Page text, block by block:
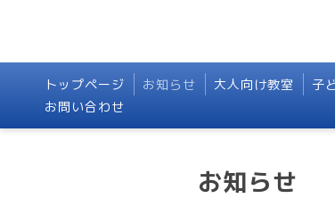
トップページ お知らせ 大人向け教室 子
お問い合わせ
お知らせ